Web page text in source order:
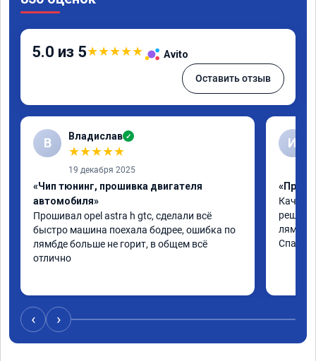
5.0 из 5★★★★★ Avito
Оставить отзыв
В Владислав ✓
★★★★★
19 декабря 2025
«Чип тюнинг, прошивка двигателя
автомобиля»
Прошивал opel astra h gtc, сделали всё
быстро машина поехала бодрее, ошибка по
лямбде больше не горит, в общем всё
отлично
И
решили
лямбде.
‹ ›